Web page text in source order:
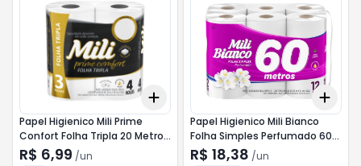
5 +10
Add
Papel Higienico Mili Prime
Confort Folha Tripla 20 Metros
4 Unidades
R$ 6,99 /un
Add
Papel Higienico Mili Bianco
Folha Simples Perfumado 60
Metros 12 unidades
R$ 18,38 /un